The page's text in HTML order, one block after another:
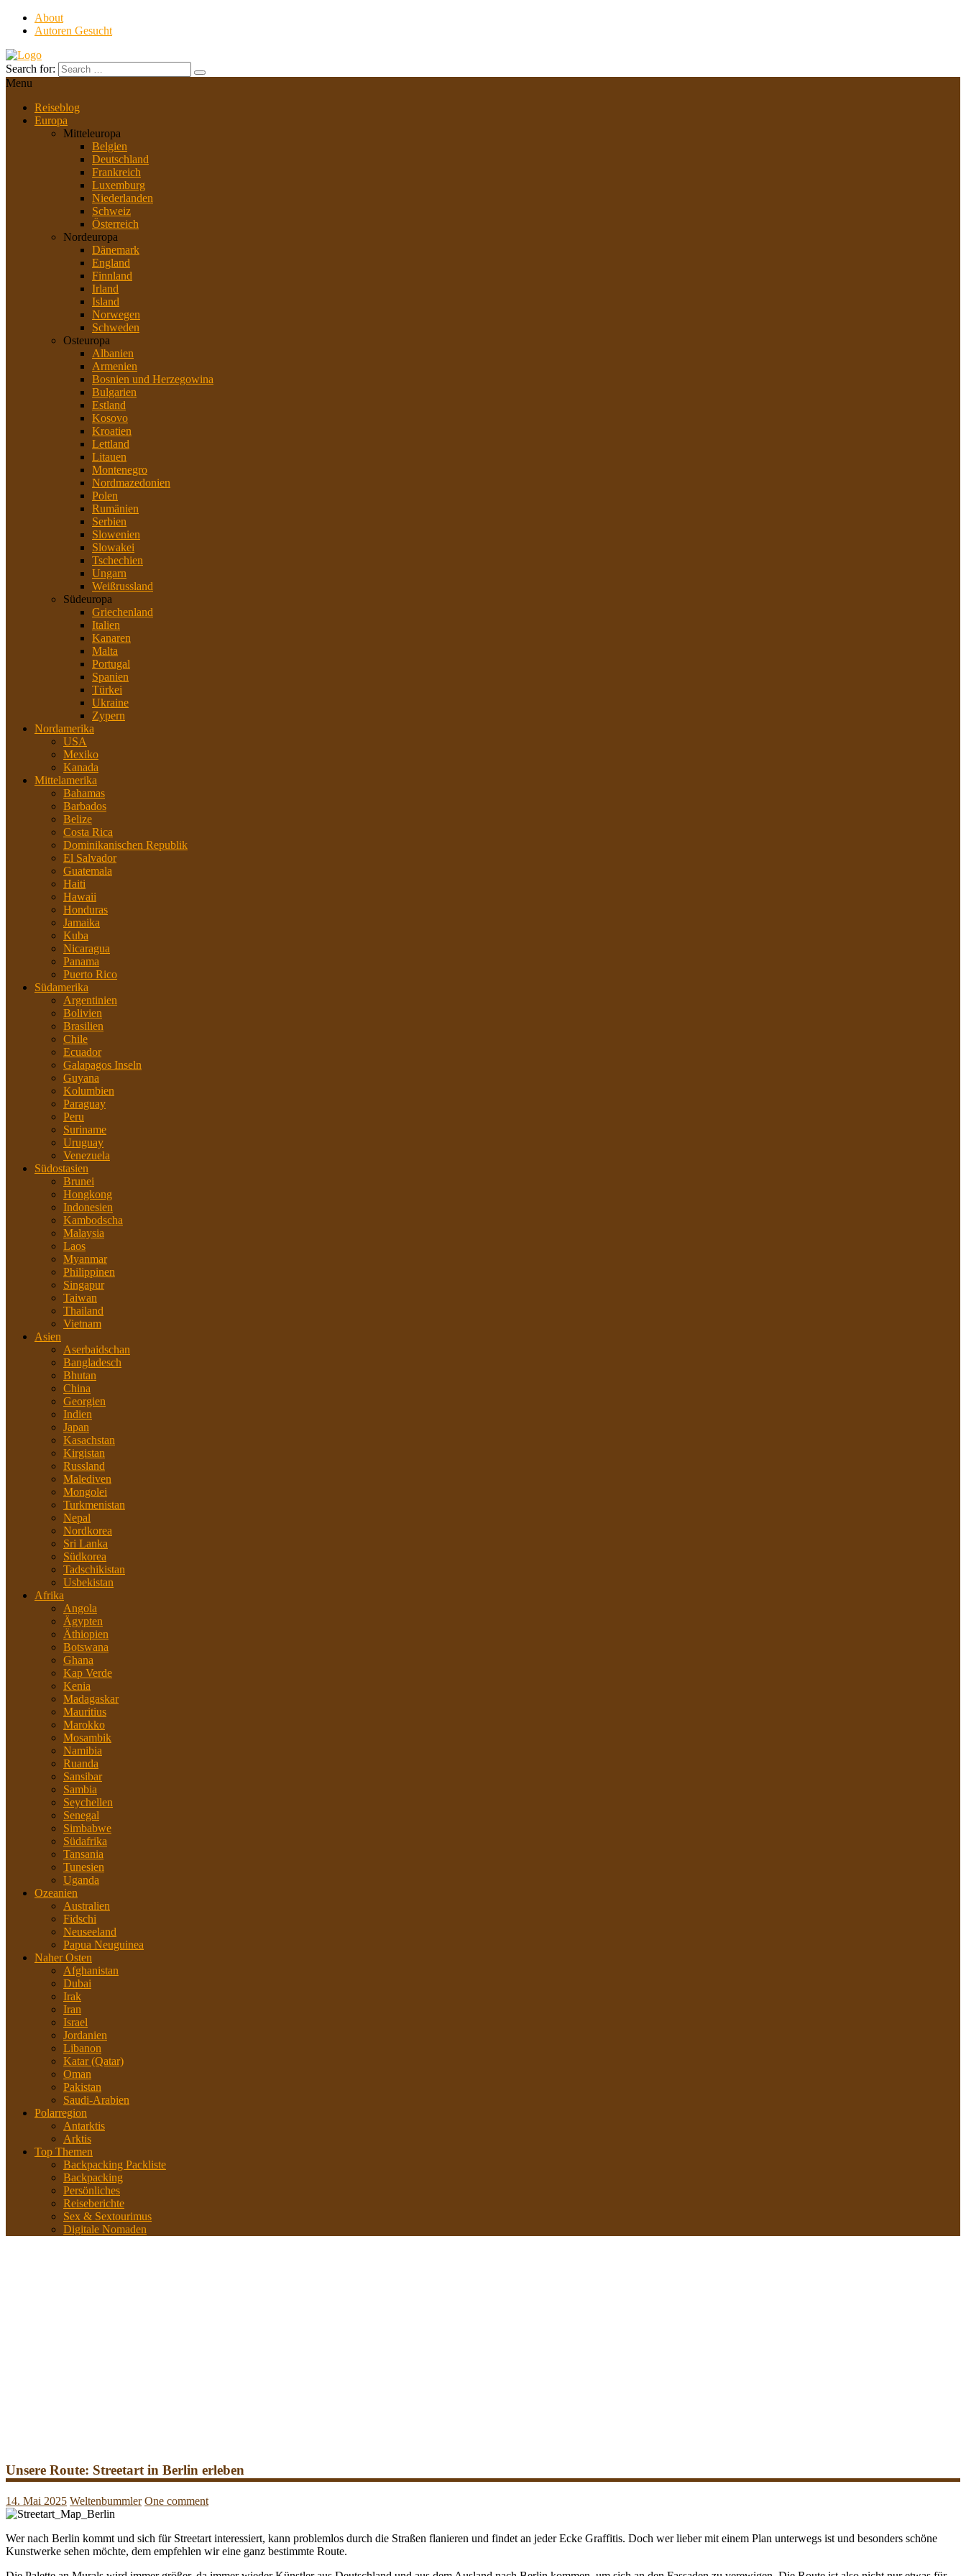
About
Autoren Gesucht
Search for:
Menu
Reiseblog
Europa
Mitteleuropa
Belgien
Deutschland
Frankreich
Luxemburg
Niederlanden
Schweiz
Österreich
Nordeuropa
Dänemark
England
Finnland
Irland
Island
Norwegen
Schweden
Osteuropa
Albanien
Armenien
Bosnien und Herzegowina
Bulgarien
Estland
Kosovo
Kroatien
Lettland
Litauen
Montenegro
Nordmazedonien
Polen
Rumänien
Serbien
Slowenien
Slowakei
Tschechien
Ungarn
Weißrussland
Südeuropa
Griechenland
Italien
Kanaren
Malta
Portugal
Spanien
Türkei
Ukraine
Zypern
Nordamerika
USA
Mexiko
Kanada
Mittelamerika
Bahamas
Barbados
Belize
Costa Rica
Dominikanischen Republik
El Salvador
Guatemala
Haiti
Hawaii
Honduras
Jamaika
Kuba
Nicaragua
Panama
Puerto Rico
Südamerika
Argentinien
Bolivien
Brasilien
Chile
Ecuador
Galapagos Inseln
Guyana
Kolumbien
Paraguay
Peru
Suriname
Uruguay
Venezuela
Südostasien
Brunei
Hongkong
Indonesien
Kambodscha
Malaysia
Laos
Myanmar
Philippinen
Singapur
Taiwan
Thailand
Vietnam
Asien
Aserbaidschan
Bangladesch
Bhutan
China
Georgien
Indien
Japan
Kasachstan
Kirgistan
Russland
Malediven
Mongolei
Turkmenistan
Nepal
Nordkorea
Sri Lanka
Südkorea
Tadschikistan
Usbekistan
Afrika
Angola
Ägypten
Äthiopien
Botswana
Ghana
Kap Verde
Kenia
Madagaskar
Mauritius
Marokko
Mosambik
Namibia
Ruanda
Sansibar
Sambia
Seychellen
Senegal
Simbabwe
Südafrika
Tansania
Tunesien
Uganda
Ozeanien
Australien
Fidschi
Neuseeland
Papua Neuguinea
Naher Osten
Afghanistan
Dubai
Irak
Iran
Israel
Jordanien
Libanon
Katar (Qatar)
Oman
Pakistan
Saudi-Arabien
Polarregion
Antarktis
Arktis
Top Themen
Backpacking Packliste
Backpacking
Persönliches
Reiseberichte
Sex & Sextourimus
Digitale Nomaden
Unsere Route: Streetart in Berlin erleben
14. Mai 2025 Weltenbummler One comment
Wer nach Berlin kommt und sich für Streetart interessiert, kann problemlos durch die Straßen flanieren und findet an jeder Ecke Graffitis. Doch wer lieber mit einem Plan unterwegs ist und besonders schöne
Kunstwerke sehen möchte, dem empfehlen wir eine ganz bestimmte Route.